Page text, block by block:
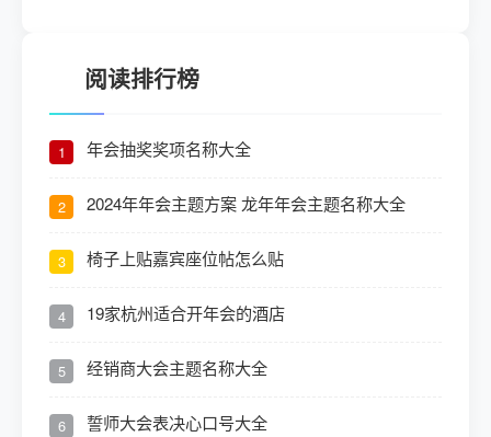
阅读排行榜
1 年会抽奖奖项名称大全
2 2024年年会主题方案 龙年年会主题名称大全
3 椅子上贴嘉宾座位帖怎么贴
4 19家杭州适合开年会的酒店
5 经销商大会主题名称大全
6 誓师大会表决心口号大全